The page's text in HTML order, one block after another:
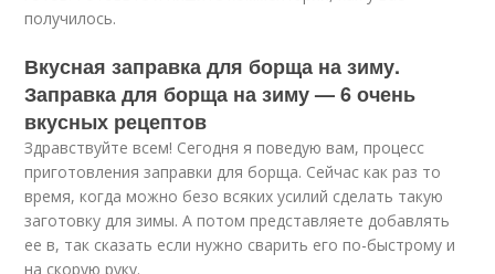
получилось.
Вкусная заправка для борща на зиму.
Заправка для борща на зиму — 6 очень
вкусных рецептов
Здравствуйте всем! Сегодня я поведую вам, процесс
приготовления заправки для борща. Сейчас как раз то
время, когда можно безо всяких усилий сделать такую
заготовку для зимы. А потом представляете добавлять
ее в, так сказать если нужно сварить его по-быстрому и
на скорую руку.